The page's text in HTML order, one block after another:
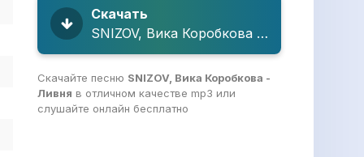
Скачать
SNIZOV, Вика Коробкова - Ливня
Скачайте песню SNIZOV, Вика Коробкова -
Ливня в отличном качестве mp3 или
слушайте онлайн бесплатно